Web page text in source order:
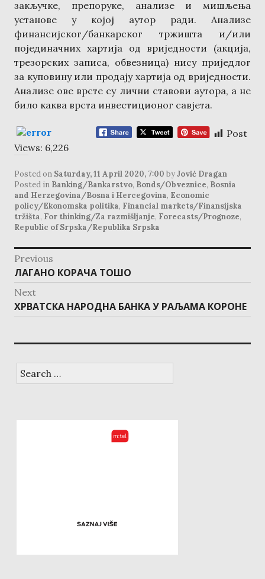
закључке, препоруке, анализе и мишљења
установе у којој аутор ради. Анализе
финансијског/банкарског тржишта и/или
појединачних хартија од вриједности (акција,
трезорских записа, обвезница) нису приједлог
за куповину или продају хартија од вриједности.
Анализе ове врсте су лични ставови аутора, а не
било каква врста инвестиционог савјета.
Post
Views: 6,226
Posted on Saturday, 11 April 2020, 7:00 byJović Dragan
Posted in Banking/Bankarstvo, Bonds/Obveznice, Bosnia
and Herzegovina/Bosna i Hercegovina, Economic
policy/Ekonomska politika, Financial markets/Finansijska
tržišta, For thinking/Za razmišljanje, Forecasts/Prognoze,
Republic of Srpska/Republika Srpska
post
navigation
Previous
Previous
post:
ЛАГАНО КОРАЧА ТОШО
Next
Next
post:
ХРВАТСКА НАРОДНА БАНКА У РАЉАМА КОРОНЕ
for: